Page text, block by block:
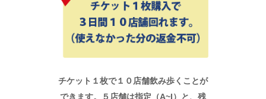
チケット１枚で１０店舗飲み歩くことが
できます。５店舗は指定（A~I）と、残